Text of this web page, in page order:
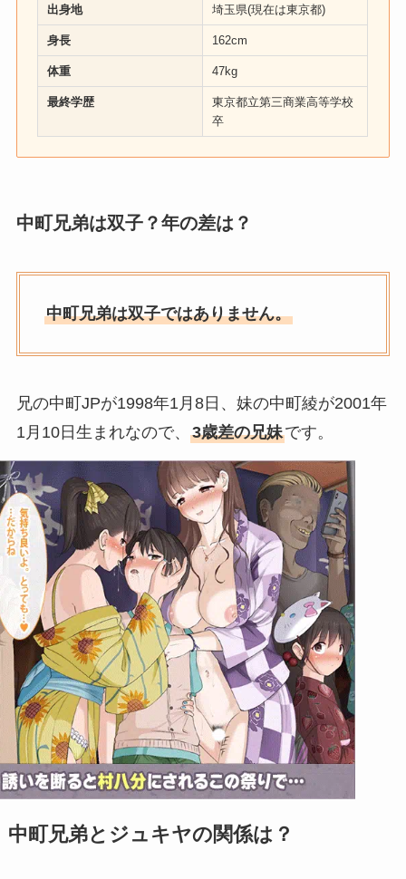
出身地 埼玉県(現在は東京都)
身長 162cm
体重 47kg
最終学歴
東京都立第三商業高等学校
卒
中町兄弟は双子？年の差は？
中町兄弟は双子ではありません。
兄の中町JPが1998年1月8日、妹の中町綾が2001年
1月10日生まれなので、 3歳差の兄妹です。
中町兄弟とジュキヤの関係は？